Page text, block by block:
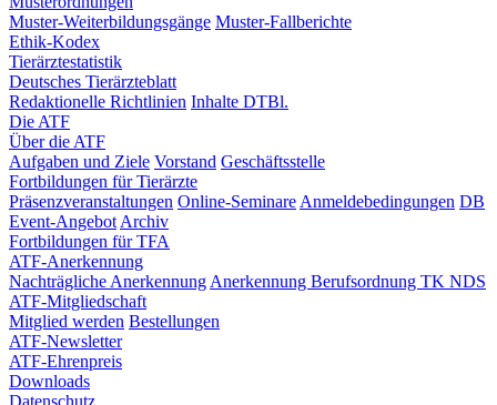
Muster-Weiterbildungsgänge Muster-Fallberichte
Ethik-Kodex
Tierärztestatistik
Deutsches Tierärzteblatt
Redaktionelle Richtlinien Inhalte DTBl.
Die ATF
Über die ATF
Aufgaben und Ziele Vorstand Geschäftsstelle
Fortbildungen für Tierärzte
Präsenzveranstaltungen Online-Seminare Anmeldebedingungen DB
Event-Angebot Archiv
Fortbildungen für TFA
ATF-Anerkennung
Nachträgliche Anerkennung Anerkennung Berufsordnung TK NDS
ATF-Mitgliedschaft
Mitglied werden Bestellungen
ATF-Newsletter
ATF-Ehrenpreis
Downloads
Datenschutz